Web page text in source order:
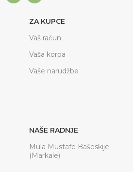
ZA KUPCE
Vaš račun
Vaša korpa
Vaše narudžbe
NAŠE RADNJE
Mula Mustafe Bašeskije
(Markale)